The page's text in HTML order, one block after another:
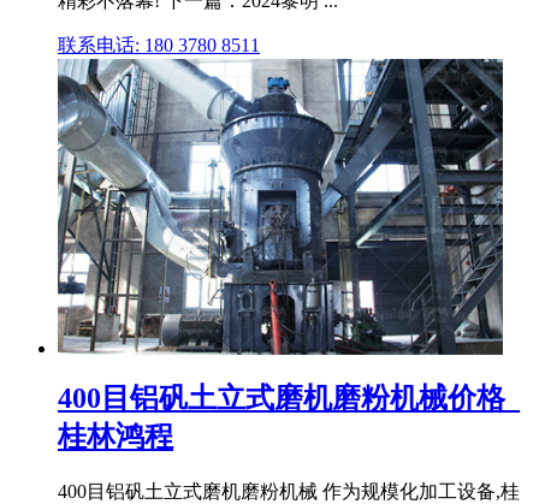
联系电话: 180 3780 8511
400目铝矾土立式磨机磨粉机械价格_
桂林鸿程
400目铝矾土立式磨机磨粉机械 作为规模化加工设备,桂